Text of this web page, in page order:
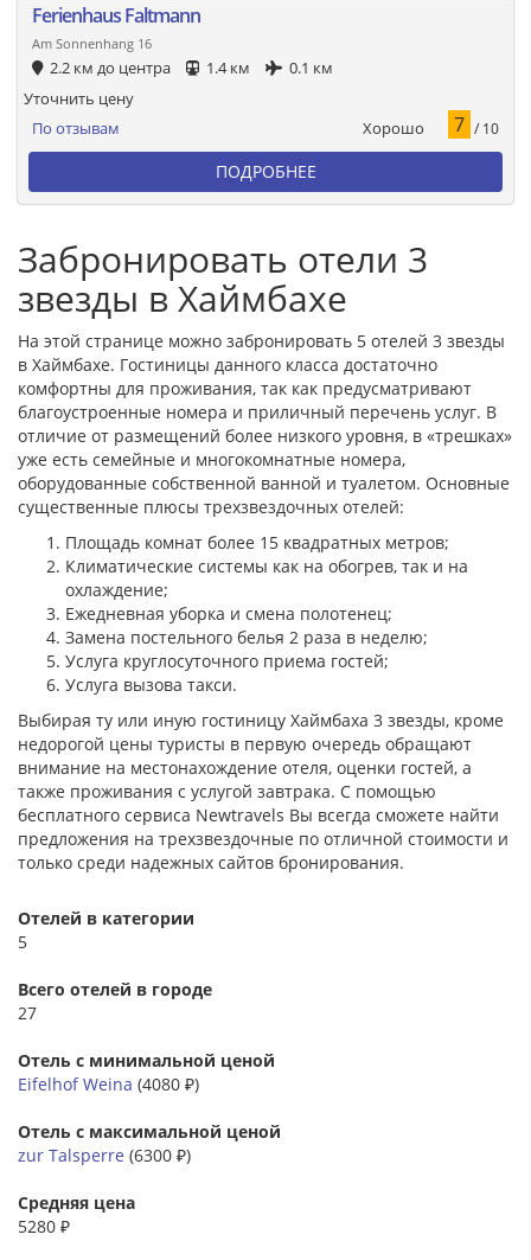
Ferienhaus Faltmann
Am Sonnenhang 16
2.2 км до центра 1.4 км 0.1 км
По отзывам Хорошо 7 / 10
Уточнить цену
ПОДРОБНЕЕ
Забронировать отели 3
звезды в Хаймбахе
На этой странице можно забронировать 5 отелей 3 звезды
в Хаймбахе. Гостиницы данного класса достаточно
комфортны для проживания, так как предусматривают
благоустроенные номера и приличный перечень услуг. В
отличие от размещений более низкого уровня, в «трешках»
уже есть семейные и многокомнатные номера,
оборудованные собственной ванной и туалетом. Основные
существенные плюсы трехзвездочных отелей:
Площадь комнат более 15 квадратных метров;
Климатические системы как на обогрев, так и на
охлаждение;
Ежедневная уборка и смена полотенец;
Замена постельного белья 2 раза в неделю;
Услуга круглосуточного приема гостей;
Услуга вызова такси.
Выбирая ту или иную гостиницу Хаймбаха 3 звезды, кроме
недорогой цены туристы в первую очередь обращают
внимание на местонахождение отеля, оценки гостей, а
также проживания с услугой завтрака. С помощью
бесплатного сервиса Newtravels Вы всегда сможете найти
предложения на трехзвездочные по отличной стоимости и
только среди надежных сайтов бронирования.
Отелей в категории
5
Всего отелей в городе
27
Отель с минимальной ценой
Eifelhof Weina (4080 ₽)
Отель с максимальной ценой
zur Talsperre (6300 ₽)
Средняя цена
5280 ₽